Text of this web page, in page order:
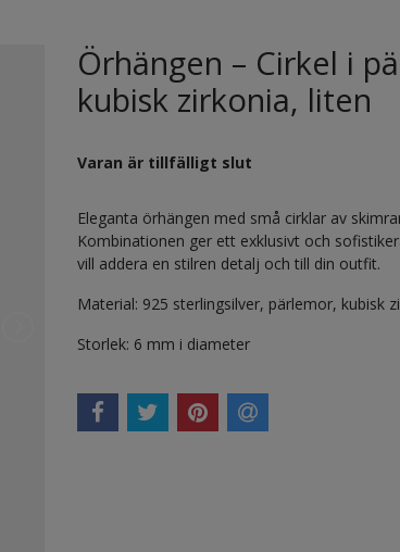
Örhängen – Cirkel i
kubisk zirkonia, liten
Varan är tillfälligt slut
Eleganta örhängen med små cirklar av
Kombinationen ger ett exklusivt och
vill addera en stilren detalj och till din outfit.
Material: 925 sterlingsilver, pärlemor, kubisk
Storlek: 6 mm i diameter